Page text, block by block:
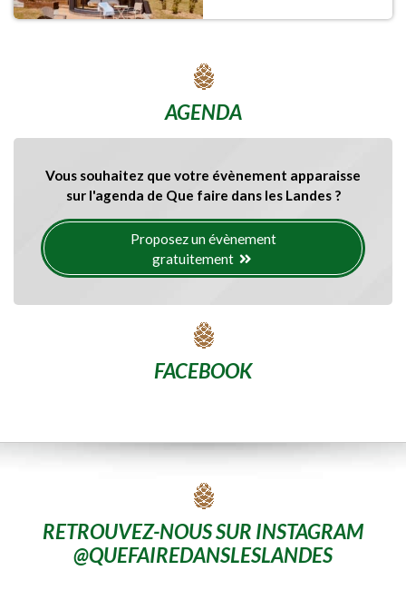
AGENDA
Vous souhaitez que votre évènement apparaisse
sur l'agenda de Que faire dans les Landes ?
Proposez un évènement
gratuitement
FACEBOOK
RETROUVEZ-NOUS SUR INSTAGRAM
@QUEFAIREDANSLESLANDES